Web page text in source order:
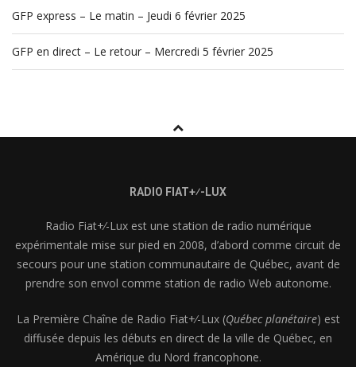
GFP express – Le matin – Jeudi 6 février 2025
GFP en direct – Le retour – Mercredi 5 février 2025
RADIO FIAT+⁄-LUX
Radio Fiat+⁄-Lux est une station de radio numérique
expérimentale mise sur pied en 2008, d’abord comme circuit de
secours pour une station communautaire de Québec, avant de
prendre son envol comme station de radio Web autonome.
La Première Chaîne de Radio Fiat+⁄-Lux (Québec planétaire) est
diffusée depuis les débuts en direct de la ville de Québec, en
Amérique du Nord francophone.